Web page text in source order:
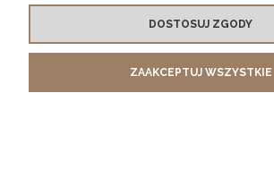
DOSTOSUJ ZGODY
ZAAKCEPTUJ WSZYSTKIE